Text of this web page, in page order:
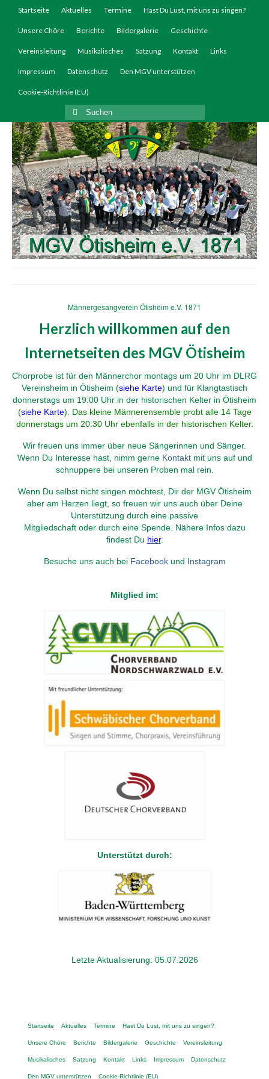
Startseite Aktuelles Termine Hast Du Lust, mit uns zu singen?
Unsere Chöre Berichte Bildergalerie Geschichte
Vereinsleitung Musikalisches Satzung Kontakt Links
Impressum Datenschutz Den MGV unterstützen
Cookie-Richtlinie (EU)
Suchen
nach:
Männergesangverein Ötisheim e.V. 1871
Herzlich willkommen auf den
Internetseiten des MGV Ötisheim
Chorprobe ist für den Männerchor montags um 20 Uhr im DLRG
Vereinsheim in Ötisheim (siehe Karte) und für Klangtastisch
donnerstags um 19:00 Uhr in der historischen Kelter in Ötisheim
(siehe Karte). Das kleine Männerensemble probt alle 14 Tage
donnerstags um 20:30 Uhr ebenfalls in der historischen Kelter.
Wir freuen uns immer über neue Sängerinnen und Sänger.
Wenn Du Interesse hast, nimm gerne Kontaktmit uns auf und
schnuppere bei unseren Proben mal rein.
Wenn Du selbst nicht singen möchtest, Dir der MGV Ötisheim
aber am Herzen liegt, so freuen wir uns auch über Deine
Unterstützung durch eine passive
Mitgliedschaft oder durch eine Spende. Nähere Infos dazu
findest Du hier.
Besuche uns auch bei Facebookund Instagram
Mitglied im:
Unterstützt durch:
Letzte Aktualisierung: 05.07.2026
Startseite Aktuelles Termine Hast Du Lust, mit uns zu singen?
Unsere Chöre Berichte Bildergalerie Geschichte Vereinsleitung
Musikalisches Satzung Kontakt Links Impressum Datenschutz
Den MGV unterstützen Cookie-Richtlinie (EU)